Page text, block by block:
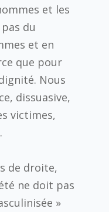
et les
du
et en
que pour
Nous
dissuasive,
victimes,
de droite,
ne doit pas
»